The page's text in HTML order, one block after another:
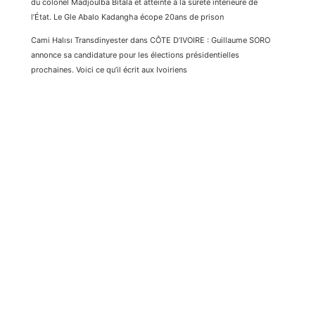
du colonel Madjoulba Bitala et atteinte à la sûreté intérieure de
l’État. Le Gle Abalo Kadangha écope 20ans de prison
Cami Halısı Transdinyester dans CÔTE D’IVOIRE : Guillaume SORO
annonce sa candidature pour les élections présidentielles
prochaines. Voici ce qu’il écrit aux Ivoiriens